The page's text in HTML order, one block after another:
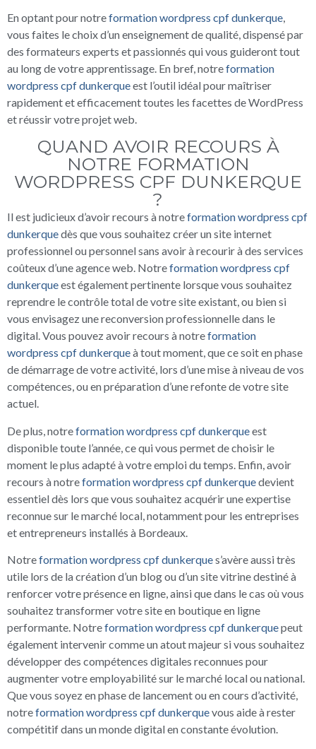
En optant pour notreformation wordpress cpf dunkerque
vous faites le choix d’un enseignement de qualité, dispensé par
des formateurs experts et passionnés qui vous guideront tout
au long de votre apprentissage. En bref, notreformation
wordpress cpf dunkerqueest l’outil idéal pour maîtriser
rapidement et efficacement toutes les facettes de WordPress
et réussir votre projet web.
QUAND AVOIR RECOURS À
NOTRE FORMATION
WORDPRESS CPF DUNKERQUE
?
Il est judicieux d’avoir recours à notreformation wordpress cpf
dunkerquedès que vous souhaitez créer un site internet
professionnel ou personnel sans avoir à recourir à des services
coûteux d’une agence web. Notreformation wordpress cpf
dunkerqueest également pertinente lorsque vous souhaitez
reprendre le contrôle total de votre site existant, ou bien si
vous envisagez une reconversion professionnelle dans le
digital. Vous pouvez avoir recours à notreformation
wordpress cpf dunkerqueà tout moment, que ce soit en phase
de démarrage de votre activité, lors d’une mise à niveau de vos
compétences, ou en préparation d’une refonte de votre site
actuel.
De plus, notreformation wordpress cpf dunkerqueest
disponible toute l’année, ce qui vous permet de choisir le
moment le plus adapté à votre emploi du temps. Enfin, avoir
recours à notreformation wordpress cpf dunkerquedevient
essentiel dès lors que vous souhaitez acquérir une expertise
reconnue sur le marché local, notamment pour les entreprises
et entrepreneurs installés à Bordeaux.
Notreformation wordpress cpf dunkerques’avère aussi très
utile lors de la création d’un blog ou d’un site vitrine destiné à
renforcer votre présence en ligne, ainsi que dans le cas où vous
souhaitez transformer votre site en boutique en ligne
performante. Notreformation wordpress cpf dunkerquepeut
également intervenir comme un atout majeur si vous souhaitez
développer des compétences digitales reconnues pour
augmenter votre employabilité sur le marché local ou national.
Que vous soyez en phase de lancement ou en cours d’activité,
notreformation wordpress cpf dunkerquevous aide à rester
compétitif dans un monde digital en constante évolution.